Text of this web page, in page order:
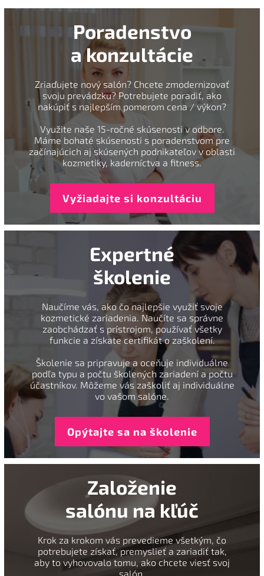
Poradenstvo
a konzultácie
Zriaďujete nový salón? Chcete zmodernizovať
svoju prevádzku? Potrebujete poradiť, ako
nakúpiť s najlepším pomerom cena / výkon?
Využite naše 15-ročné skúsenosti v odbore.
Máme bohaté skúsenosti s poradenstvom pre
začínajúcich aj skúsených podnikateľov v oblasti
kozmetiky, kaderníctva a fitness.
Vyžiadajte si konzultáciu
Expertné
školenie
Naučíme vás, ako čo najlepšie využiť svoje
kozmetické zariadenia. Naučíte sa správne
zaobchádzať s prístrojom, používať všetky
funkcie a získate certifikát o zaškolení.
Školenie sa pripravuje a oceňuje individuálne
podľa typu a počtu školených zariadení a počtu
účastníkov. Môžeme vás zaškoliť aj individuálne
vo vašom salóne.
Opýtajte sa na školenie
Založenie
salónu na kľúč
Krok za krokom vás prevedieme všetkým, čo
potrebujete získať, premyslieť a zariadiť tak,
aby to vyhovovalo tomu, ako chcete viesť svoj
salón.